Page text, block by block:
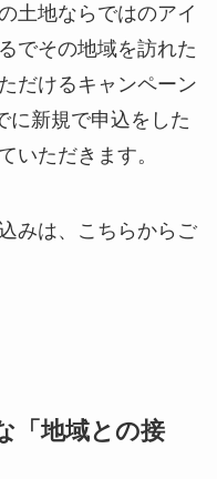
土地ならではのアイ
でその地域を訪れた
だけるキャンペーン
に新規で申込をした
いただきます。
みは、こちらからご
「地域との接